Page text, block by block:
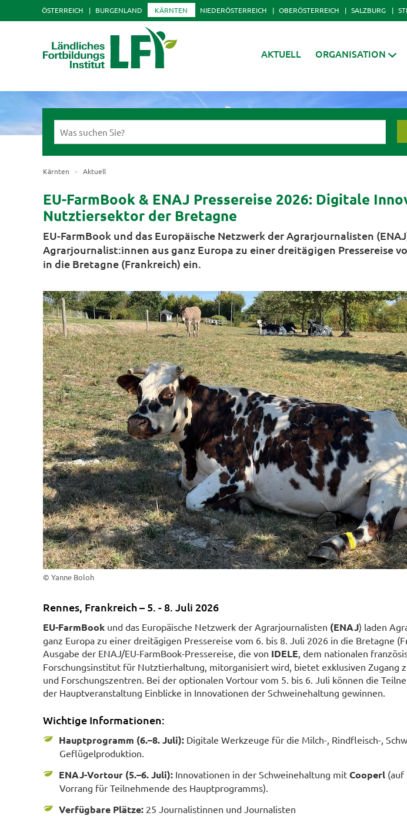
ÖSTERREICH BURGENLAND KÄRNTEN NIEDERÖSTERREICH OBERÖSTERREICH SALZBURG
AKTUELL ORGANISATION
Kärnten Aktuell
EU-FarmBook & ENAJ Pressereise 2026: Digitale
Nutztiersektor der Bretagne
EU-FarmBook und das Europäische Netzwerk der Agrarjournalisten
Agrarjournalist:innen aus ganz Europa zu einer dreitägigen Pressereise
in die Bretagne (Frankreich) ein.
© Yanne Boloh
Rennes, Frankreich – 5. - 8. Juli 2026
EU-FarmBookund das Europäische Netzwerk der Agrarjournalisten (ENAJ) laden
ganz Europa zu einer dreitägigen Pressereise vom 6. bis 8. Juli 2026 in die Bretagne
Ausgabe der ENAJ/EU-FarmBook-Pressereise, die von IDELE , dem nationalen
Forschungsinstitut für Nutztierhaltung, mitorganisiert wird, bietet exklusiven Zugang
und Forschungszentren. Bei der optionalen Vortour vom 5. bis 6. Juli können die
der Hauptveranstaltung Einblicke in Innovationen der Schweinehaltung gewinnen.
Wichtige Informationen:
Hauptprogramm (6.–8. Juli): Digitale Werkzeuge für die Milch-, Rindfleisch-,
Geflügelproduktion.
ENAJ-Vortour (5.–6. Juli):Innovationen in der Schweinehaltung mit Cooperl (auf
Vorrang für Teilnehmende des Hauptprogramms).
Verfügbare Plätze:25 Journalistinnen und Journalisten